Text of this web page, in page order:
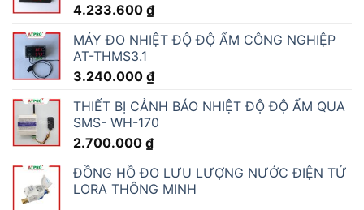
4.233.600 ₫
MÁY ĐO NHIỆT ĐỘ ĐỘ ẨM CÔNG NGHIỆP
AT-THMS3.1
3.240.000 ₫
THIẾT BỊ CẢNH BÁO NHIỆT ĐỘ ĐỘ ẨM QUA
SMS- WH-170
2.700.000 ₫
ĐỒNG HỒ ĐO LƯU LƯỢNG NƯỚC ĐIỆN TỬ
LORA THÔNG MINH